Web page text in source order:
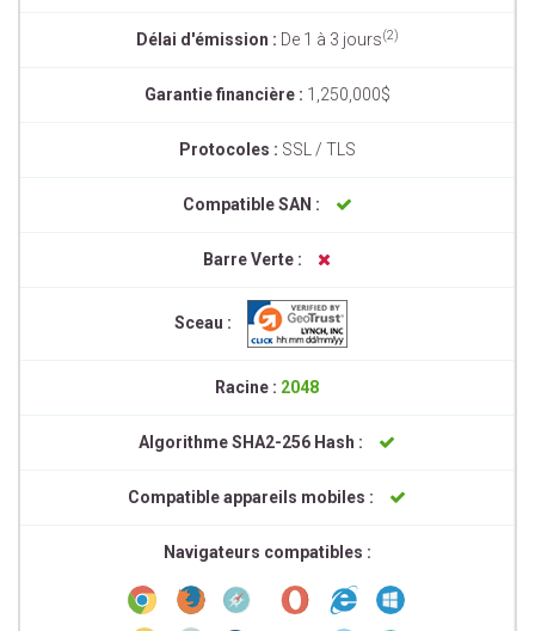
Délai d'émission : De 1 à 3 jours(2)
Garantie financière : 1,250,000$
Protocoles : SSL / TLS
Compatible SAN :
Barre Verte :
Sceau :
Racine : 2048
Algorithme SHA2-256 Hash :
Compatible appareils mobiles :
Navigateurs compatibles :